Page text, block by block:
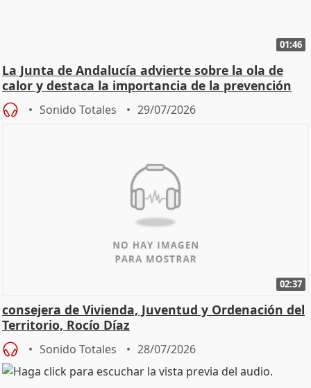
01:46
La Junta de Andalucía advierte sobre la ola de
calor y destaca la importancia de la prevención
Sonido Totales 29/07/2026
02:37
consejera de Vivienda, Juventud y Ordenación del
Territorio, Rocío Díaz
Sonido Totales 28/07/2026